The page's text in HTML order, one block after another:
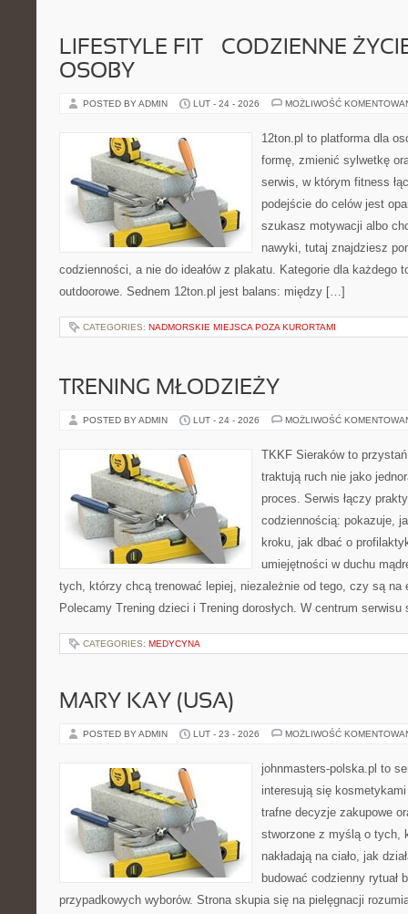
LIFESTYLE FIT – CODZIENNE
OSOBY
POSTED BY ADMIN LUT - 24 - 2026 MOŻLIWOŚĆ
12ton.pl to platforma dla
formę, zmienić sylwetkę
serwis, w którym fitness
podejście do celów jest
szukasz motywacji albo
nawyki, tutaj znajdziesz
codzienności, a nie do ideałów z plakatu. Kategorie dla każdego
outdoorowe. Sednem 12ton.pl jest balans: między […]
CATEGORIES: NADMORSKIE MIEJSCA POZA KURORTAMI
TRENING MŁODZIEŻY
POSTED BY ADMIN LUT - 24 - 2026 MOŻLIWOŚĆ
TKKF Sieraków to
traktują ruch nie jako
proces. Serwis łączy
codziennością: pokazuje,
kroku, jak dbać o
umiejętności w duchu
tych, którzy chcą trenować lepiej, niezależnie od tego, czy są na
Polecamy Trening dzieci i Trening dorosłych. W centrum
CATEGORIES: MEDYCYNA
MARY KAY (USA)
POSTED BY ADMIN LUT - 23 - 2026 MOŻLIWOŚĆ
johnmasters-polska.pl to
interesują się
trafne decyzje zakupowe
stworzone z myślą o tych,
nakładają na ciało, jak
budować codzienny rytuał
przypadkowych wyborów. Strona skupia się na pielęgnacji